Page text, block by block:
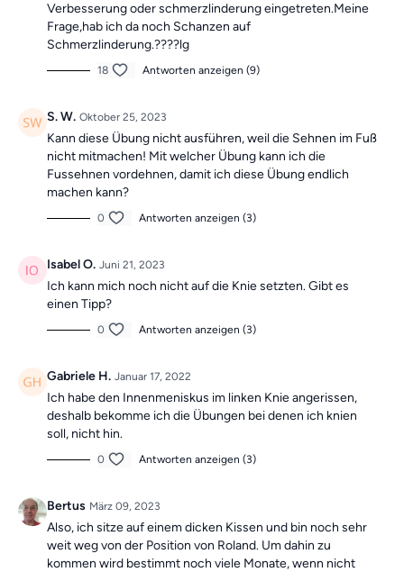
Verbesserung oder schmerzlinderung eingetreten.Meine
Frage,hab ich da noch Schanzen auf
Schmerzlinderung.????lg
18 Antworten anzeigen (9)
S. W. Oktober 25, 2023
Kann diese Übung nicht ausführen, weil die Sehnen im Fuß
nicht mitmachen! Mit welcher Übung kann ich die
Fussehnen vordehnen, damit ich diese Übung endlich
machen kann?
0 Antworten anzeigen (3)
Isabel O. Juni 21, 2023
Ich kann mich noch nicht auf die Knie setzten. Gibt es
einen Tipp?
0 Antworten anzeigen (3)
Gabriele H. Januar 17, 2022
Ich habe den Innenmeniskus im linken Knie angerissen,
deshalb bekomme ich die Übungen bei denen ich knien
soll, nicht hin.
0 Antworten anzeigen (3)
Bertus März 09, 2023
Also, ich sitze auf einem dicken Kissen und bin noch sehr
weit weg von der Position von Roland. Um dahin zu
kommen wird bestimmt noch viele Monate, wenn nicht